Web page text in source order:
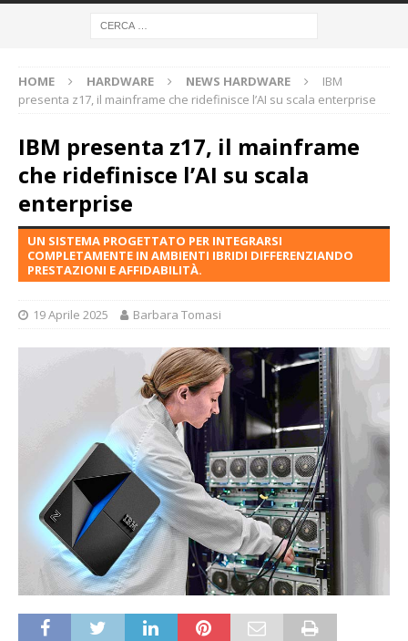
HOME HARDWARE NEWS HARDWARE
IBM
presenta z17, il mainframe che ridefinisce l’AI su scala enterprise
IBM presenta z17, il mainframe
che ridefinisce l’AI su scala
enterprise
UN SISTEMA PROGETTATO PER INTEGRARSI
COMPLETAMENTE IN AMBIENTI IBRIDI DIFFERENZIANDO
PRESTAZIONI E AFFIDABILITÀ.
19 Aprile 2025 Barbara Tomasi